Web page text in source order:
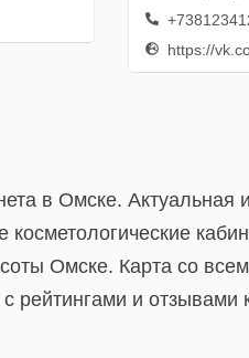
https://
в Омске.
косметологические
Омске. Карта со
рейтингами и отзывами